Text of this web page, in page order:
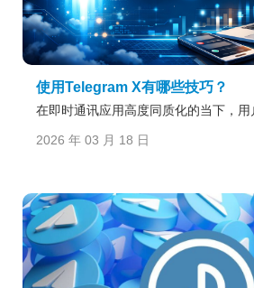
使用Telegram X有哪些技巧？
在即时通讯应用高度同质化的当下，用
2026 年 03 月 18 日